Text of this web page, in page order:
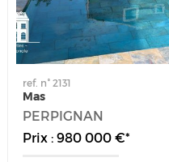
ref. n° 2131
Mas
PERPIGNAN
Prix : 980 000 €*